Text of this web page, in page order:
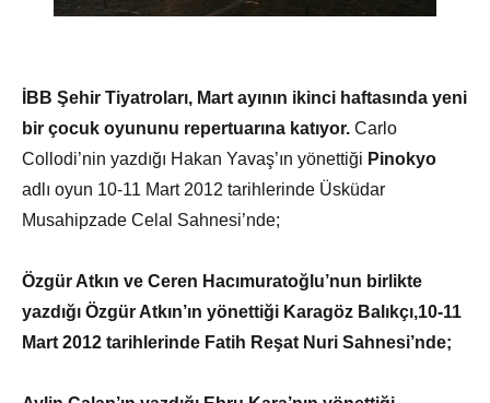
İBB Şehir Tiyatroları, Mart ayının ikinci haftasında yeni
bir çocuk oyununu repertuarına katıyor. Carlo
Collodi’nin yazdığı Hakan Yavaş’ın yönettiği Pinokyo
adlı oyun 10-11 Mart 2012 tarihlerinde Üsküdar
Musahipzade Celal Sahnesi’nde;
Özgür Atkın ve Ceren Hacımuratoğlu’nun birlikte
yazdığı Özgür Atkın’ın yönettiği Karagöz Balıkçı,10-11
Mart 2012 tarihlerinde Fatih Reşat Nuri Sahnesi’nde;